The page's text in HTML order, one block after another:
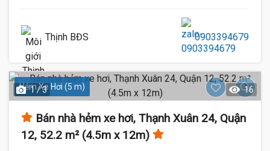
Thịnh BĐS 0903394679
Hẻm Xe Hơi (5 m)
1 / 3 16
Bán nhà hẻm xe hơi, Thạnh Xuân 24, Quận
12, 52.2 m² (4.5m x 12m)